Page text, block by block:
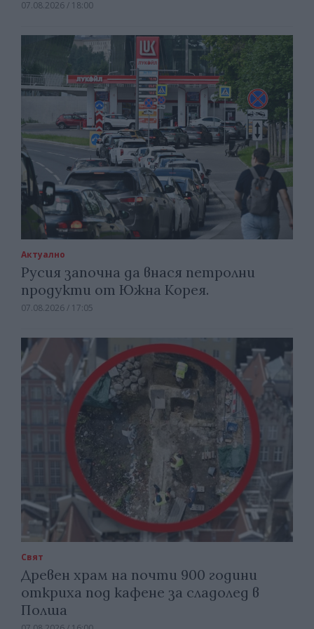
07.08.2026 / 18:00
Актуално
Русия започна да внася петролни
продукти от Южна Корея.
07.08.2026 / 17:05
Свят
Древен храм на почти 900 години
откриха под кафене за сладолед в
Полша